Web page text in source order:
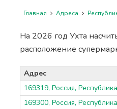
Главная Адреса
На 2026 год Ухта
расположение
Адрес
169319, Россия,
169300, Россия,